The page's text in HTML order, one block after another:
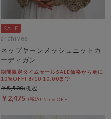
archives
ネップヤーンメッシュニットカ
ーディガン
期間限定タイムセールSALE価格から更に
10%OFF! 8/10 10:00まで
￥2,475 55％OFF
￥5,500